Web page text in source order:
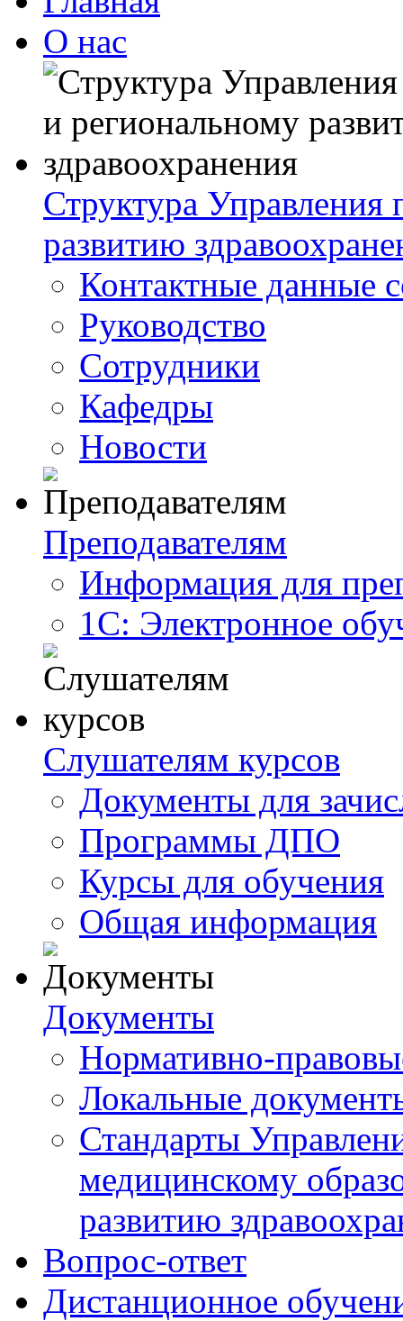
О нас
Структура
развитию
Контактные данные
Руководство
Сотрудники
Кафедры
Новости
Преподавателям
Информация для
1С: Электронное
Слушателям курсов
Документы для
Программы ДПО
Курсы для обучения
Общая информация
Документы
Нормативно-
Локальные
Стандарты
медицинскому
развитию
Вопрос-ответ
Дистанционное